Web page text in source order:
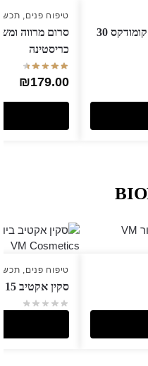
קרם כיסוי להגנה מושלמת SPF 20 קומודקס 30
טיפוח פנים,
כריסטינה
₪179.00
טיפוח פנים
סקין אקטיב 15 מ"ל Biofor ביופור